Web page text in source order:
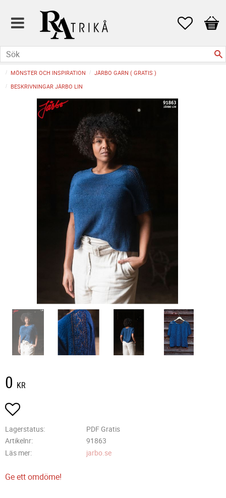
Favoriter
MÖNSTER OCH INSPIRATION
JÄRBO GARN ( GRATIS )
BESKRIVNINGAR JÄRBO LIN
0 KR
Lägg till i favoriter
Lagerstatus
PDF Gratis
Artikelnr
91863
Läs mer
jarbo.se
Ge ett omdöme!